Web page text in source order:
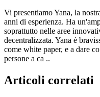
Vi presentiamo Yana, la
anni di esperienza. Ha
soprattutto nelle aree
decentralizzata. Yana è
come white paper, e a dare
persone a ca ..
Articoli correlati